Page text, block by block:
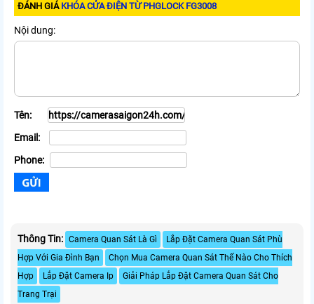
ĐÁNH GIÁ KHÓA CỬA ĐIỆN TỪ PHGLOCK FG3008
Nội dung:
Tên:
Email:
Phone:
Thông Tin: Camera Quan Sát Là Gì
Lắp Đặt Camera Quan Sát Phù
Hợp Với Gia Đình Bạn
Chọn Mua Camera Quan Sát Thế Nào Cho Thích
Hợp
Lắp Đặt Camera Ip
Giải Pháp Lắp Đặt Camera Quan Sát Cho
Trang Trại